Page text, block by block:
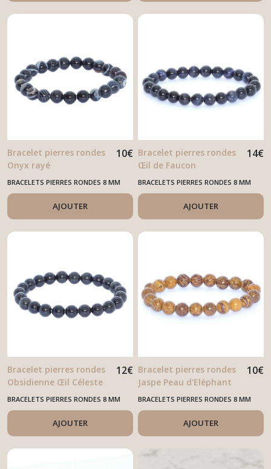
Bracelet pierres rondes
Onyx rayé
10€
BRACELETS PIERRES RONDES 8 MM
AJOUTER
Bracelet pierres rondes
Œil de Faucon
14€
BRACELETS PIERRES RONDES 8 MM
AJOUTER
Bracelet pierres rondes
Obsidienne Œil Céleste
12€
BRACELETS PIERRES RONDES 8 MM
AJOUTER
Bracelet pierres rondes
Jaspe Peau d'Eléphant
10€
BRACELETS PIERRES RONDES 8 MM
AJOUTER